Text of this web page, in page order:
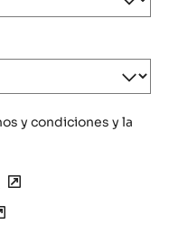
y condiciones y la
(opens
in